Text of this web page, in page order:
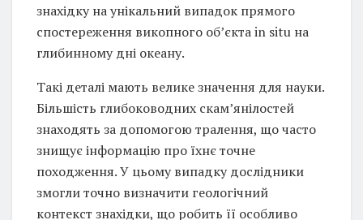
знахідку на унікальний випадок прямого
спостереження викопного об’єкта in situ на
глибинному дні океану.
Такі деталі мають велике значення для науки.
Більшість глибоководних скам’янілостей
знаходять за допомогою тралення, що часто
знищує інформацію про їхнє точне
походження. У цьому випадку дослідники
змогли точно визначити геологічний
контекст знахідки, що робить її особливо